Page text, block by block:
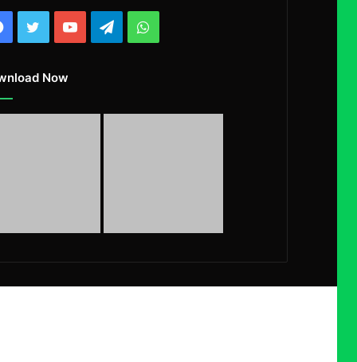
Facebook
TwitterYouTubeTelegramWhatsApp
Now